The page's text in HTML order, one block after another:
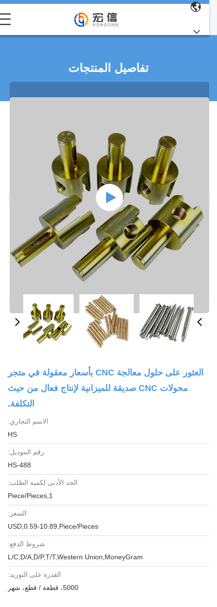
تفاصيل المنتجات
العثور على حلول معالجة CNC بأسعار معقولة في متجر
محولات CNC صديقة للميزانية لإنتاج فعال من حيث
التكلفة.
الاسم التجاري:
HS
رقم الموديل:
HS-488
الحد الأدنى لكمية الطلب:
السعر:
USD,0.59-10.89,Piece/Pieces
شروط الدفع:
L/C,D/A,D/P,T/T,Western Union,MoneyGram
القدرة على التوريد:
5000، قطعة / قطع، شهر